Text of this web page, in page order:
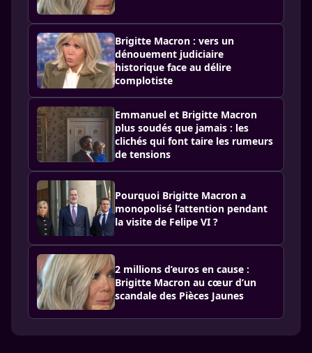
Brigitte Macron : vers un
dénouement judiciaire
historique face au délire
complotiste
Emmanuel et Brigitte Macron
plus soudés que jamais : les
clichés qui font taire les rumeurs
de tensions
Pourquoi Brigitte Macron a
monopolisé l’attention pendant
la visite de Felipe VI ?
2 millions d’euros en cause :
Brigitte Macron au cœur d’un
scandale des Pièces Jaunes